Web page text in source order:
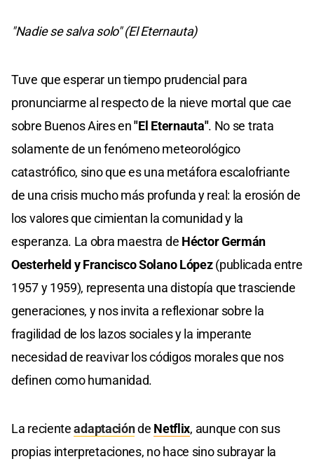
"Nadie se salva solo" (El Eternauta)
Tuve que esperar un tiempo prudencial para
pronunciarme al respecto de la nieve mortal que cae
sobre Buenos Aires en"El Eternauta". No se trata
solamente de un fenómeno meteorológico
catastrófico, sino que es una metáfora escalofriante
de una crisis mucho más profunda y real: la erosión de
los valores que cimientan la comunidad y la
esperanza. La obra maestra de Héctor Germán
Oesterheld y Francisco Solano López(publicada entre
1957 y 1959), representa una distopía que trasciende
generaciones, y nos invita a reflexionar sobre la
fragilidad de los lazos sociales y la imperante
necesidad de reavivar los códigos morales que nos
definen como humanidad.
La recienteadaptaciónde Netflix, aunque con sus
propias interpretaciones, no hace sino subrayar la